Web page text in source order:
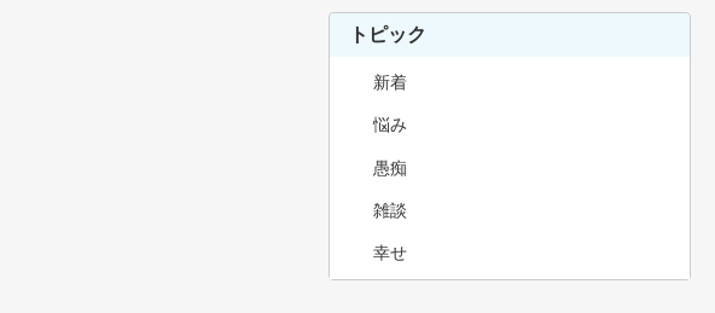
トピック
新着
悩み
愚痴
雑談
幸せ